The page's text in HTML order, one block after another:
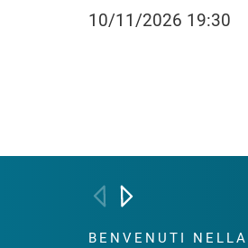
10/11/2026 19:30
BENVENUTI